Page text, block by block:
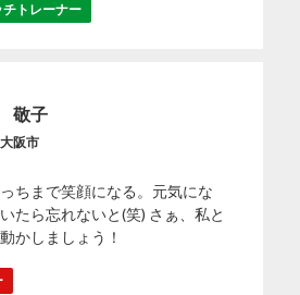
トレーナー
敬子
阪市
ちまで笑顔になる。元気にな
たら忘れないと(笑) さぁ、私と
かしましょう！